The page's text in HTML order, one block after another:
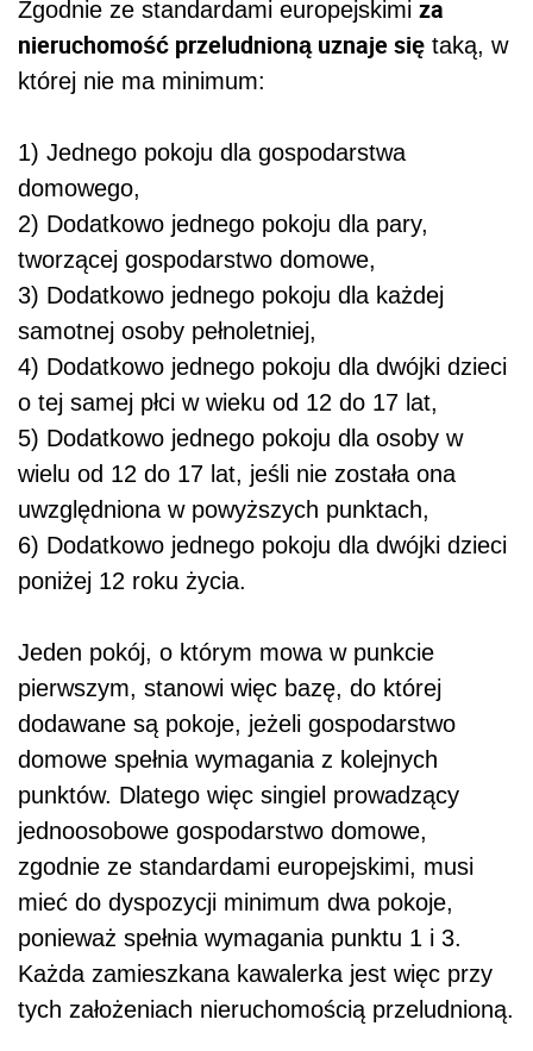
Zgodnie ze standardami europejskimi za
nieruchomość przeludnioną uznaje się taką, w
której nie ma minimum:
1) Jednego pokoju dla gospodarstwa
domowego,
2) Dodatkowo jednego pokoju dla pary,
tworzącej gospodarstwo domowe,
3) Dodatkowo jednego pokoju dla każdej
samotnej osoby pełnoletniej,
4) Dodatkowo jednego pokoju dla dwójki dzieci
o tej samej płci w wieku od 12 do 17 lat,
5) Dodatkowo jednego pokoju dla osoby w
wielu od 12 do 17 lat, jeśli nie została ona
uwzględniona w powyższych punktach,
6) Dodatkowo jednego pokoju dla dwójki dzieci
poniżej 12 roku życia.
Jeden pokój, o którym mowa w punkcie
pierwszym, stanowi więc bazę, do której
dodawane są pokoje, jeżeli gospodarstwo
domowe spełnia wymagania z kolejnych
punktów. Dlatego więc singiel prowadzący
jednoosobowe gospodarstwo domowe,
zgodnie ze standardami europejskimi, musi
mieć do dyspozycji minimum dwa pokoje,
ponieważ spełnia wymagania punktu 1 i 3.
Każda zamieszkana kawalerka jest więc przy
tych założeniach nieruchomością przeludnioną.